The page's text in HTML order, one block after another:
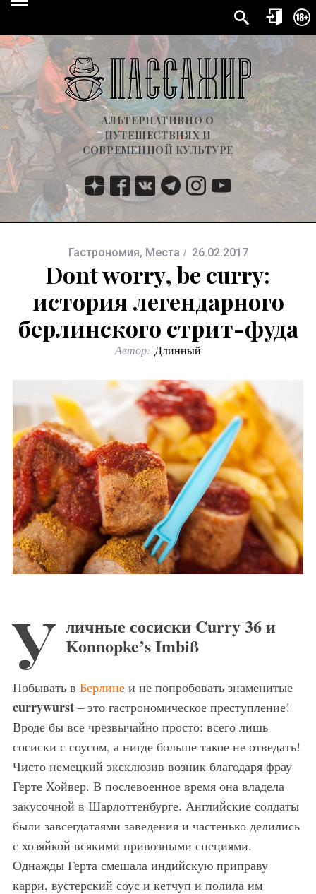
АЛЬТЕРНАТИВНО О
ПУТЕШЕСТВИЯХ И
СОВРЕМЕННОЙ КУЛЬТУРЕ
Гастрономия, Места 26.02.2017
Dont worry, be curry:
история легендарного
берлинского стрит-фуда
Автор: Длинный
У личные сосиски Curry 36 и
Konnopke’s Imbiß
Побывать в Берлинеи не попробовать знаменитые
currywurst– это гастрономическое преступление!
Вроде бы все чрезвычайно просто: всего лишь
сосиски с соусом, а нигде больше такое не отведать!
Чисто немецкий эксклюзив возник благодаря фрау
Герте Хойвер. В послевоенное время она владела
закусочной в Шарлоттенбурге. Английские солдаты
были завсегдатаями заведения и частенько делились
с хозяйкой всякими привозными специями.
Однажды Герта смешала индийскую приправу
карри, вустерский соус и кетчуп и полила им